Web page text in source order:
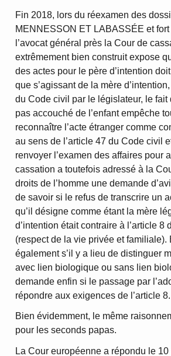
Fin 2018, lors du réexamen des
MENNESSON ET LABASSÉE et
l’avocat général près la Cour de
extrêmement bien construit expose
des actes pour le père d’intention
que s’agissant de la mère
du Code civil par le législateur, le fait
pas accouché de l’enfant empêche
reconnaître l’acte étranger comme
au sens de l’article 47 du Code civil
renvoyer l’examen des affaires pour
cassation a toutefois adressé à la
droits de l’homme une demande
de savoir si le refus de transcrire un
qu’il désigne comme étant la mère
d’intention était contraire à l’article 8
(respect de la vie privée et
également s’il y a lieu de distinguer
avec lien biologique ou sans lien
demande enfin si le passage par
répondre aux exigences de l’article 8.
Bien évidemment, le même
pour les seconds papas.
La Cour européenne a répondu le 10